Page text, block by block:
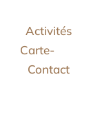
Activités
Carte-
Contact